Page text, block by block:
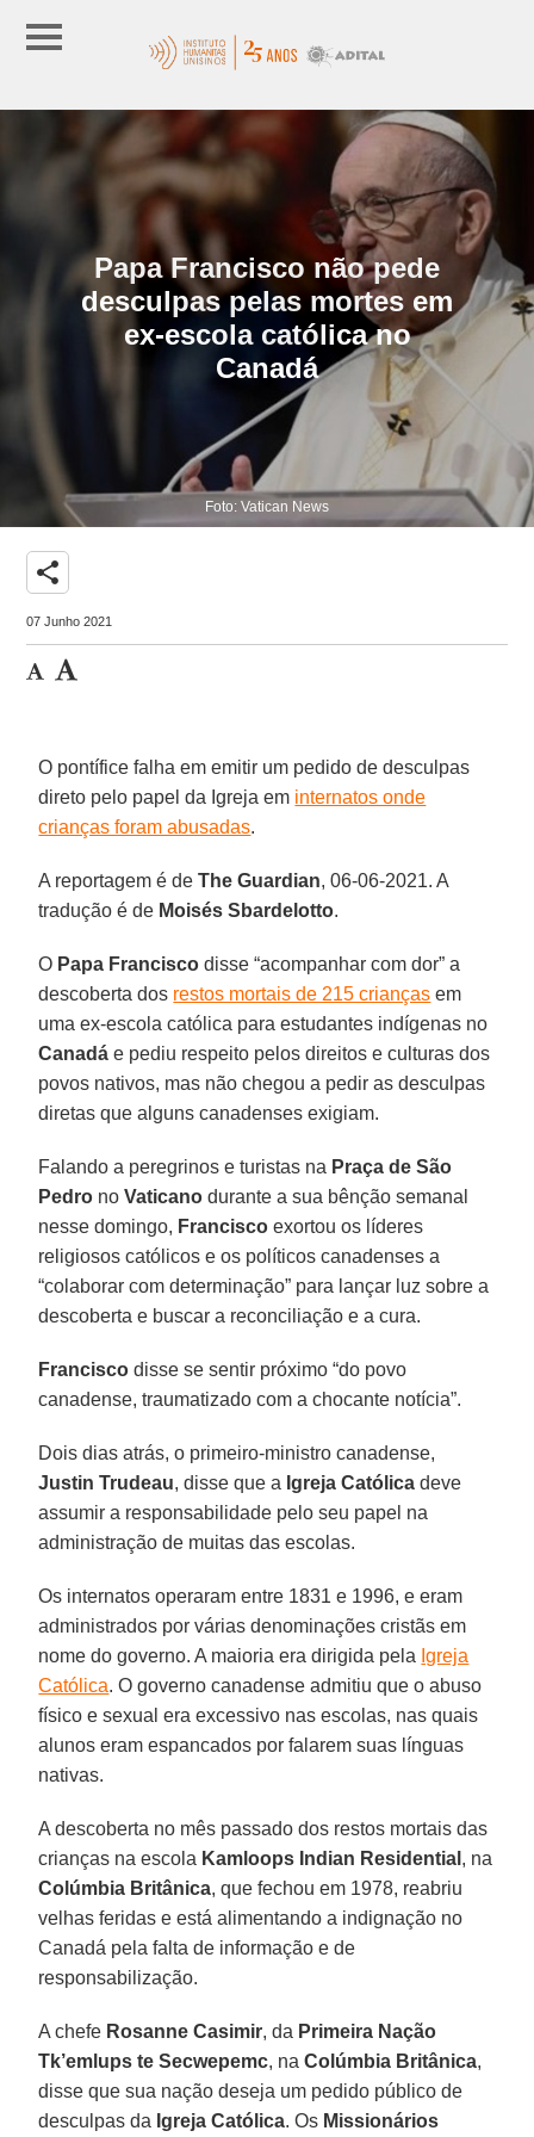
Papa Francisco não pede
desculpas pelas mortes em
ex-escola católica no
Canadá
Foto: Vatican News
share
07 Junho 2021
O pontífice falha em emitir um pedido de desculpas
direto pelo papel da Igreja em internatos onde
crianças foram abusadas.
A reportagem é deThe Guardian, 06-06-2021. A
tradução é de Moisés Sbardelotto.
O Papa Francisco disse “acompanhar com dor” a
descoberta dos restos mortais de 215 crianças em
uma ex-escola católica para estudantes indígenas no
Canadá e pediu respeito pelos direitos e culturas dos
povos nativos, mas não chegou a pedir as desculpas
diretas que alguns canadenses exigiam.
Falando a peregrinos e turistas na Praça de São
Pedro noVaticano durante a sua bênção semanal
nesse domingo, Francisco exortou os líderes
religiosos católicos e os políticos canadenses a
“colaborar com determinação” para lançar luz sobre a
descoberta e buscar a reconciliação e a cura.
Francisco disse se sentir próximo “do povo
canadense, traumatizado com a chocante notícia”.
Dois dias atrás, o primeiro-ministro canadense,
Justin Trudeau, disse que a Igreja Católica deve
assumir a responsabilidade pelo seu papel na
administração de muitas das escolas.
Os internatos operaram entre 1831 e 1996, e eram
administrados por várias denominações cristãs em
nome do governo. A maioria era dirigida pela Igreja
Católica. O governo canadense admitiu que o abuso
físico e sexual era excessivo nas escolas, nas quais
alunos eram espancados por falarem suas línguas
nativas.
A descoberta no mês passado dos restos mortais das
crianças na escola Kamloops Indian Residential , na
Colúmbia Britânica, que fechou em 1978, reabriu
velhas feridas e está alimentando a indignação no
Canadá pela falta de informação e de
responsabilização.
A chefe Rosanne Casimir, da Primeira Nação
Tk’emlups te Secwepemc, naColúmbia Britânica,
disse que sua nação deseja um pedido público de
desculpas da Igreja Católica. Os Missionários